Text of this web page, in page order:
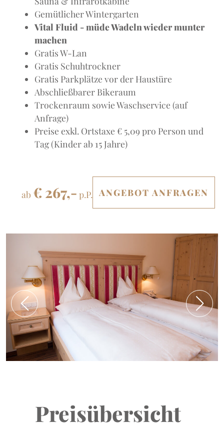
Gemütlicher Wintergarten
Vital Fluid - müde Wadeln wieder munter
machen
Gratis W-Lan
Gratis Schuhtrockner
Gratis Parkplätze vor der Haustüre
Abschließbarer Bikeraum
Trockenraum sowie Waschservice (auf
Anfrage)
Preise exkl. Ortstaxe € 5,09 pro Person und
Tag (Kinder ab 15 Jahre)
ab € 267,- p.P. ANGEBOT ANFRAGEN
Preisübersicht